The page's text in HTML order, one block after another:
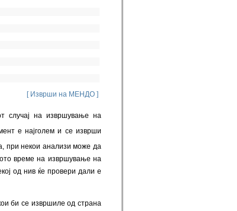
[ Изврши на МЕНДО ]
случај на извршување на
е најголем и се изврши
при некои анализи може да
време на извршување на
од нив ќе провери дали е
би се извршиле од страна